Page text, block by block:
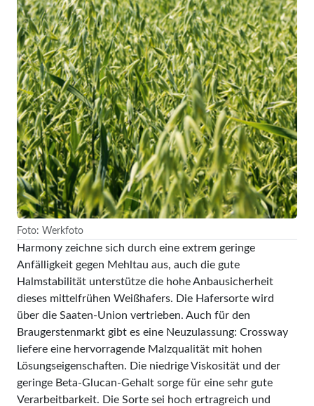
Foto: Werkfoto
Harmony zeichne sich durch eine extrem geringe
Anfälligkeit gegen Mehltau aus, auch die gute
Halmstabilität unterstütze die hohe Anbausicherheit
dieses mittelfrühen Weißhafers. Die Hafersorte wird
über die Saaten-Union vertrieben. Auch für den
Braugerstenmarkt gibt es eine Neuzulassung: Crossway
liefere eine hervorragende Malzqualität mit hohen
Lösungseigenschaften. Die niedrige Viskosität und der
geringe Beta-Glucan-Gehalt sorge für eine sehr gute
Verarbeitbarkeit. Die Sorte sei hoch ertragreich und